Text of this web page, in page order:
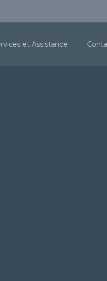
et Assistance